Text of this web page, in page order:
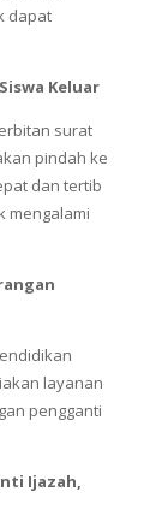
dapat
Keluar
surat
pindah ke
dan tertib
mengalami
layanan
pengganti
Ijazah,